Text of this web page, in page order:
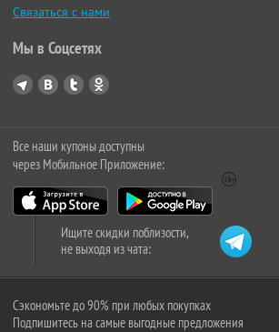
Связаться с нами
Мы в Соцсетях
Все наши купоны доступны
через Мобильное Приложение:
Ищите скидки поблизости,
не выходя из чата:
Сэкономьте до 90% при любых покупках
Подпишитесь на самые выгодные предложения